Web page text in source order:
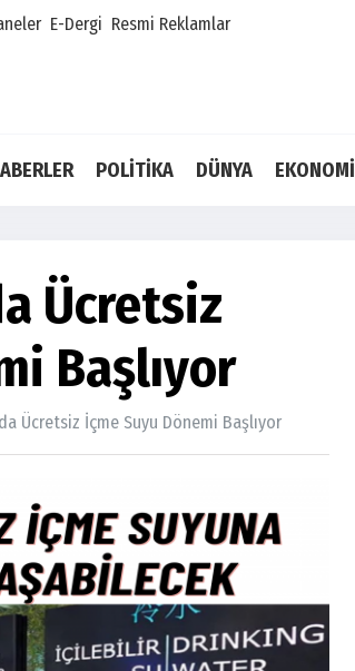
E-Dergi Resmi Reklamlar
POLİTİKA DÜNYA EKONOMİ
Ücretsiz
Başlıyor
Ücretsiz İçme Suyu Dönemi Başlıyor